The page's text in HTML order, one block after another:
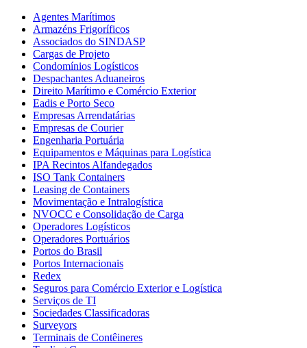
Agentes Marítimos
Armazéns Frigoríficos
Associados do SINDASP
Cargas de Projeto
Condomínios Logísticos
Despachantes Aduaneiros
Direito Marítimo e Comércio Exterior
Eadis e Porto Seco
Empresas Arrendatárias
Empresas de Courier
Engenharia Portuária
Equipamentos e Máquinas para Logística
IPA Recintos Alfandegados
ISO Tank Containers
Leasing de Containers
Movimentação e Intralogística
NVOCC e Consolidação de Carga
Operadores Logísticos
Operadores Portuários
Portos do Brasil
Portos Internacionais
Redex
Seguros para Comércio Exterior e Logística
Serviços de TI
Sociedades Classificadoras
Surveyors
Terminais de Contêineres